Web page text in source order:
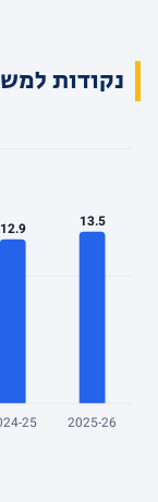
נקודות
12.9
25
13.5
2025-26